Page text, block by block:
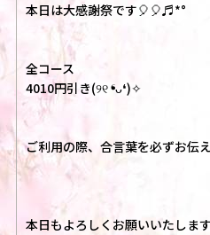
本日は大感謝祭です🎈🎈♬*°
全コース
4010円引き(୨୧ ❛ᴗ❛)✧
ご利用の際、合言葉を必ずお伝
本日もよろしくお願いいたしま